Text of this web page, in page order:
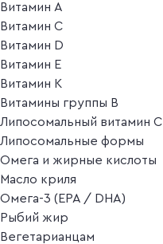
Витамин A
Витамин C
Витамин D
Витамин E
Витамин K
Витамины группы B
Липосомальный витамин C
Липосомальные формы
Омега и жирные кислоты
Масло криля
Омега-3 (EPA / DHA)
Рыбий жир
Вегетарианцам